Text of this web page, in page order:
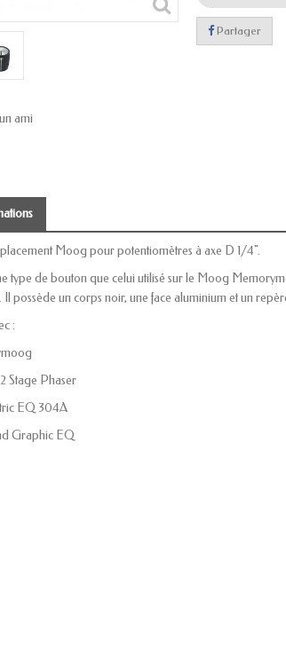
ami
Partager
Moog pour potentiomètres à axe D 1/4".
type de bouton que celui utilisé sur le Moog
Il possède un corps noir, une face aluminium et un
:
Stage Phaser
EQ 304A
Graphic EQ